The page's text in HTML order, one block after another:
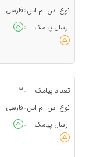
نوع اس ام اس : فارسی
ارسال پیامک
:
تعداد پیامک :
3
نوع اس ام اس : فارسی
ارسال پیامک
: